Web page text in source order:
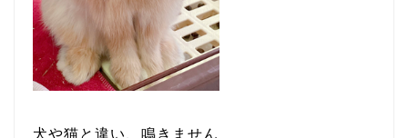
犬や猫と違い、鳴きません